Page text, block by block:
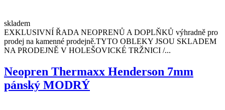
skladem
EXKLUSIVNÍ ŘADA NEOPRENŮ A DOPLŇKŮ výhradně pro
prodej na kamenné prodejně.TYTO OBLEKY JSOU SKLADEM
NA PRODEJNĚ V HOLEŠOVICKÉ TRŽNICI /...
Neopren Thermaxx Henderson 7mm
pánský MODRÝ